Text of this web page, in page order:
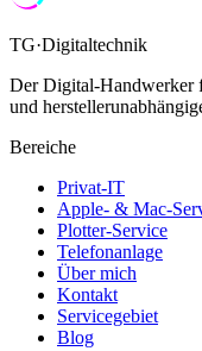
TG·Digitaltechnik
Der Digital-Handwerker
und
Bereiche
Privat-IT
Apple- & Mac-
Plotter-Service
Telefonanlage
Über mich
Kontakt
Servicegebiet
Blog